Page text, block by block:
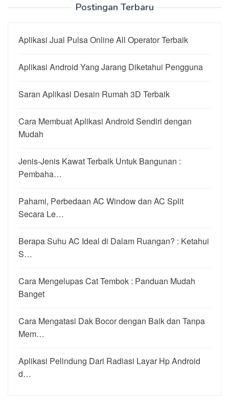
Postingan Terbaru
Aplikasi Jual Pulsa Online All Operator Terbaik
Aplikasi Android Yang Jarang Diketahui Pengguna
Saran Aplikasi Desain Rumah 3D Terbaik
Cara Membuat Aplikasi Android Sendiri dengan
Mudah
Jenis-Jenis Kawat Terbaik Untuk Bangunan :
Pembaha…
Pahami, Perbedaan AC Window dan AC Split
Secara Le…
Berapa Suhu AC Ideal di Dalam Ruangan? : Ketahui
S…
Cara Mengelupas Cat Tembok : Panduan Mudah
Banget
Cara Mengatasi Dak Bocor dengan Baik dan Tanpa
Mem…
Aplikasi Pelindung Dari Radiasi Layar Hp Android
d…